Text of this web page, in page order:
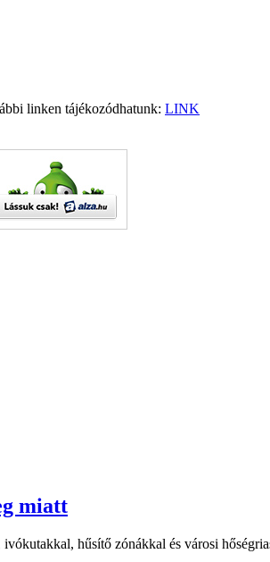
linken tájékozódhatunk: LINK
miatt
hűsítő zónákkal és városi